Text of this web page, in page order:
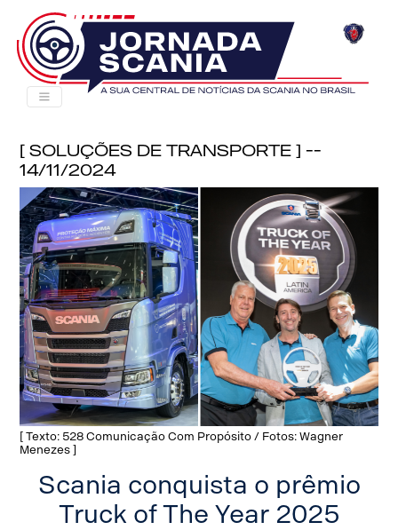
[ Soluções de Transporte ] --
14/11/2024
[ Texto: 528 Comunicação Com Propósito / Fotos: Wagner
Menezes ]
Scania conquista o prêmio
Truck of The Year 2025